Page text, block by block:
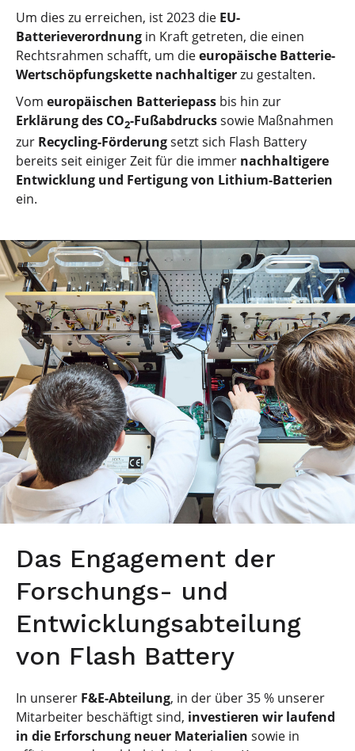
Um dies zu erreichen, ist 2023 die EU-
Batterieverordnung in Kraft getreten, die einen
Rechtsrahmen schafft, um dieeuropäische Batterie-
Wertschöpfungskette nachhaltigerzu gestalten.
Vom europäischen Batteriepass bis hin zur
Erklärung des CO2-Fußabdruckssowie Maßnahmen
zur Recycling-Förderungsetzt sich Flash Battery
bereits seit einiger Zeit für die immer nachhaltigere
Entwicklung und Fertigung von Lithium-Batterien
ein.
Das Engagement der
Forschungs- und
Entwicklungsabteilung
von Flash Battery
In unserer F&E-Abteilung, in der über 35 % unserer
Mitarbeiter beschäftigt sind, investieren wir laufend
in die Erforschung neuer Materialien sowie in